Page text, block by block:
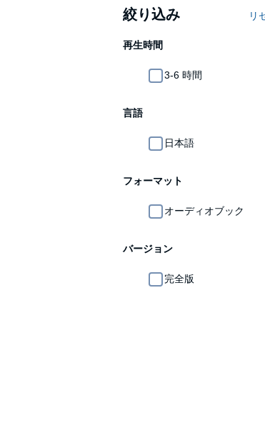
絞り込み リ
再生時間
3-6 時間
言語
日本語
フォーマット
オーディオブック
バージョン
完全版